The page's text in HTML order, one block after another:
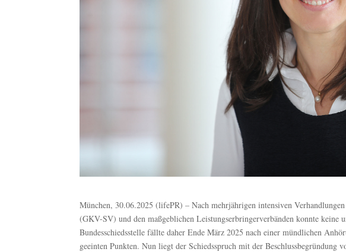
München, 30.06.2025 (lifePR) – Nach mehrjährigen intensiven
(GKV-SV) und den maßgeblichen Leistungserbringerverbänden konnte keine
Bundesschiedsstelle fällte daher Ende März 2025 nach einer mündlichen
geeinten Punkten. Nun liegt der Schiedsspruch mit der Beschlussbegründung